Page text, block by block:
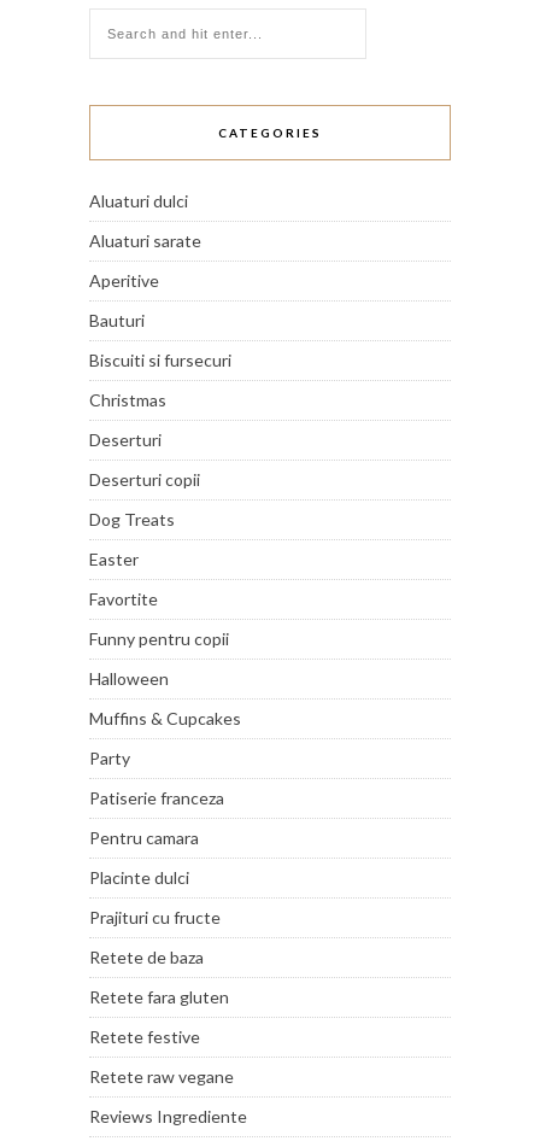
CATEGORIES
Aluaturi dulci
Aluaturi sarate
Aperitive
Bauturi
Biscuiti si fursecuri
Christmas
Deserturi
Deserturi copii
Dog Treats
Easter
Favortite
Funny pentru copii
Halloween
Muffins & Cupcakes
Party
Patiserie franceza
Pentru camara
Placinte dulci
Prajituri cu fructe
Retete de baza
Retete fara gluten
Retete festive
Retete raw vegane
Reviews Ingrediente